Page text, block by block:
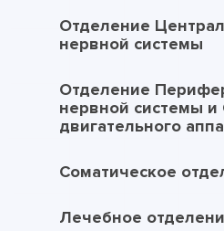
Отделение
нервной системы
Отделение
нервной системы и
двигательного
Соматическое
Лечебное